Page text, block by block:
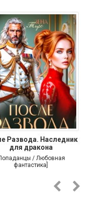
Развода. Наследник
для дракона
/ Любовная
фантастика]